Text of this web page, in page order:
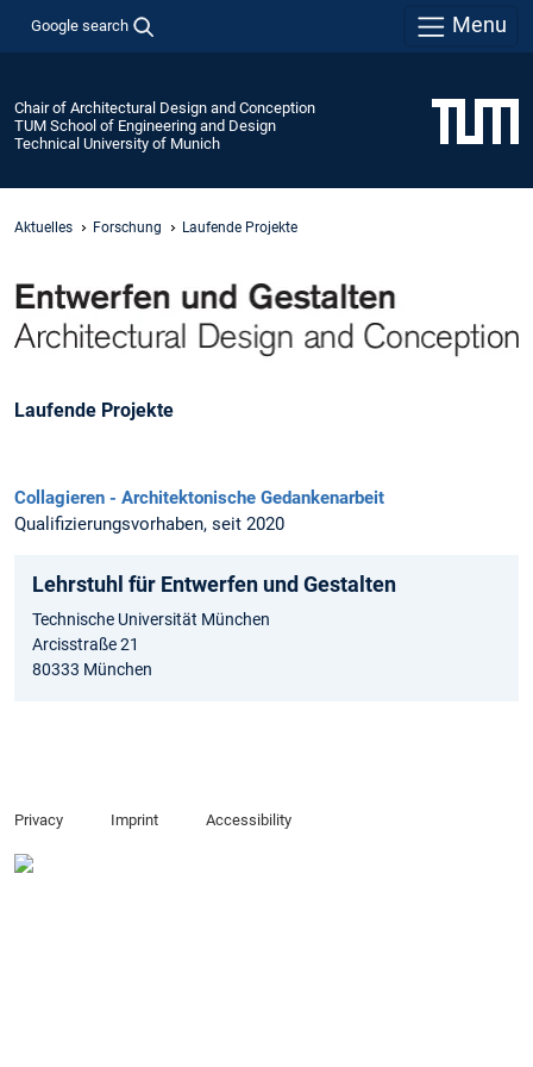
Google search Menu
Chair of Architectural Design and Conception
TUM School of Engineering and Design
Technical University of Munich
Aktuelles Forschung Laufende Projekte
Laufende Projekte
Collagieren - Architektonische Gedankenarbeit
Qualifizierungsvorhaben, seit 2020
Lehrstuhl für Entwerfen und Gestalten
Technische Universität München
Arcisstraße 21
80333 München
Privacy Imprint Accessibility